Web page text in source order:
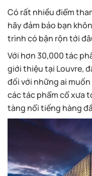
Có rất nhiều điểm
hãy đảm bảo bạn
trình có bận rộn tới
Với hơn 30,000 tác
giới thiệu tại Louvre,
đối với những ai
các tác phẩm cổ xưa
tàng nổi tiếng hàng